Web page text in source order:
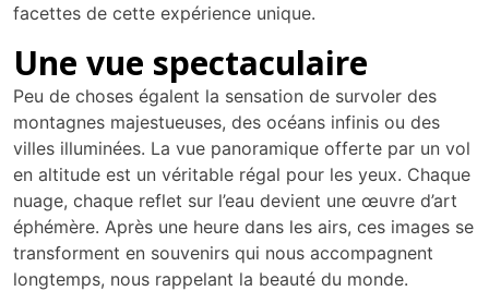
facettes de cette expérience unique.
Une vue spectaculaire
Peu de choses égalent la sensation de survoler des
montagnes majestueuses, des océans infinis ou des
villes illuminées. La vue panoramique offerte par un vol
en altitude est un véritable régal pour les yeux. Chaque
nuage, chaque reflet sur l’eau devient une œuvre d’art
éphémère. Après une heure dans les airs, ces images se
transforment en souvenirs qui nous accompagnent
longtemps, nous rappelant la beauté du monde.